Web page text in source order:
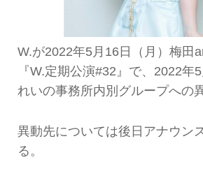
W.が2022年5月16日（月）梅田
『W.定期公演#32』で、2022年
れいの事務所内別グループへの
異動先については後日アナウン
る。